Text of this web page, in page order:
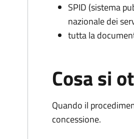
SPID (sistema
nazionale dei
tutta la
Cosa si
Quando il
concessione.